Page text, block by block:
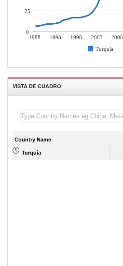
1988 1993 1998 2003 2008
Turquía
25
0
VISTA DE CUADRO
Country Name
Turquía